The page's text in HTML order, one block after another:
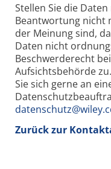
Stellen Sie die
Beantwortung nicht
der Meinung sind,
Daten nicht
Beschwerderecht
Aufsichtsbehörde
Sie sich gerne an
Zurück zur